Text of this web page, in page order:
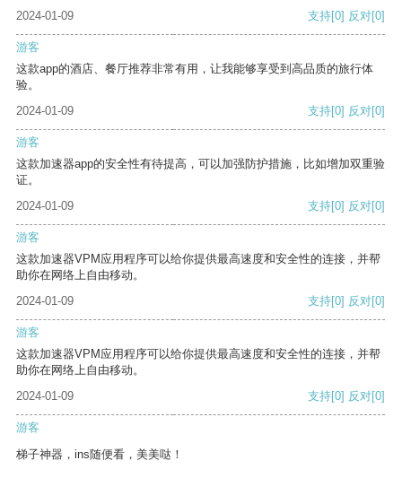
2024-01-09 支持[0] 反对[0]
游客
这款app的酒店、餐厅推荐非常有用，让我能够享受到高品质的旅行体
验。
2024-01-09
支持[0] 反对[0]
游客
这款加速器app的安全性有待提高，可以加强防护措施，比如增加双重验
证。
2024-01-09
支持[0] 反对[0]
游客
这款加速器VPM应用程序可以给你提供最高速度和安全性的连接，并帮
助你在网络上自由移动。
2024-01-09
支持[0] 反对[0]
游客
这款加速器VPM应用程序可以给你提供最高速度和安全性的连接，并帮
助你在网络上自由移动。
2024-01-09
支持[0] 反对[0]
游客
梯子神器，ins随便看，美美哒！